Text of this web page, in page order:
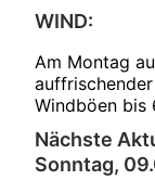
WIND:
Am Montag
Windböen bis
Nächste
Sonntag,